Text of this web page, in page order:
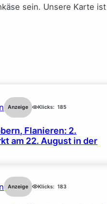
sein. Unsere Karte
Anzeige Klicks: 185
Flanieren: 2.
am 22. August in der
Anzeige Klicks: 183